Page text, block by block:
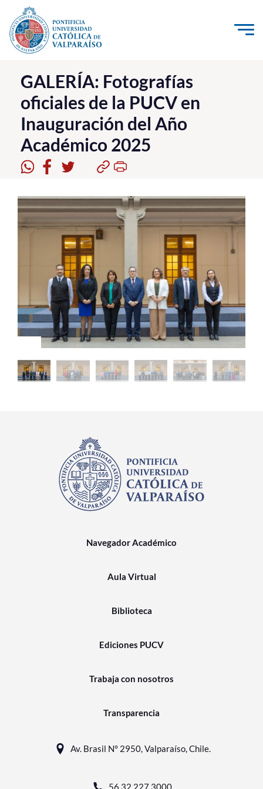
Click acá para ir directamente al contenido
La Universidad
Investigación, Creación e Innovación
PUCV Internacional
Vinculación con el Medio
Pregrado
Postgrado
Formación Continua
Estudiantes
Académicos
Funcionarios
Alumni
GALERÍA: Fotografías
oficiales de la PUCV en
Inauguración del Año
Académico 2025
Navegador Académico
Aula Virtual
Biblioteca
Ediciones PUCV
Trabaja con nosotros
Transparencia
Av. Brasil N° 2950, Valparaíso, Chile.
56 32 227 3000